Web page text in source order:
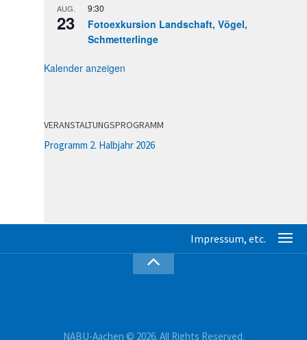
AUG.
23
9:30
Fotoexkursion Landschaft, Vögel,
Schmetterlinge
Kalender anzeigen
VERANSTALTUNGSPROGRAMM
Programm 2. Halbjahr 2026
NABU-Aachen © 2026. All Rights Reserved.